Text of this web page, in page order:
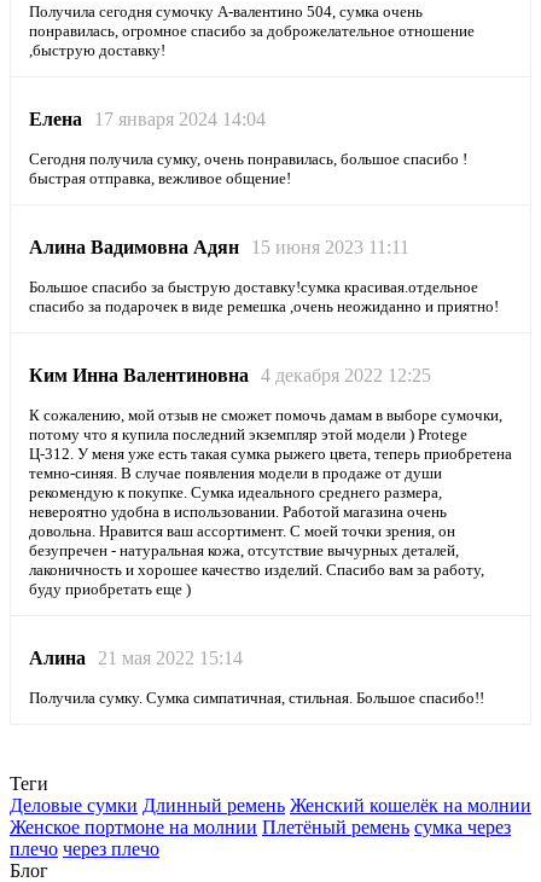
Получила сегодня сумочку А-валентино 504, сумка очень
понравилась, огромное спасибо за доброжелательное отношение
,быструю доставку!
Елена 17 января 2024 14:04
Сегодня получила сумку, очень понравилась, большое спасибо !
быстрая отправка, вежливое общение!
Алина Вадимовна Адян 15 июня 2023 11:11
Большое спасибо за быструю доставку!сумка красивая.отдельное
спасибо за подарочек в виде ремешка ,очень неожиданно и приятно!
Ким Инна Валентиновна 4 декабря 2022 12:25
К сожалению, мой отзыв не сможет помочь дамам в выборе сумочки,
потому что я купила последний экземпляр этой модели ) Protege
Ц-312. У меня уже есть такая сумка рыжего цвета, теперь приобретена
темно-синяя. В случае появления модели в продаже от души
рекомендую к покупке. Сумка идеального среднего размера,
невероятно удобна в использовании. Работой магазина очень
довольна. Нравится ваш ассортимент. С моей точки зрения, он
безупречен - натуральная кожа, отсутствие вычурных деталей,
лаконичность и хорошее качество изделий. Спасибо вам за работу,
буду приобретать еще )
Алина 21 мая 2022 15:14
Получила сумку. Сумка симпатичная, стильная. Большое спасибо!!
Теги
Деловые сумки Длинный ремень Женский кошелёк на молнии
Женское портмоне на молнии Плетёный ремень сумка через
плечо через плечо
Блог